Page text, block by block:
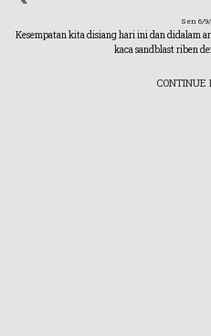
Sen 6/
Kesempatan kita disiang hari ini dan didalam
kaca sandblast riben
CONTINUE